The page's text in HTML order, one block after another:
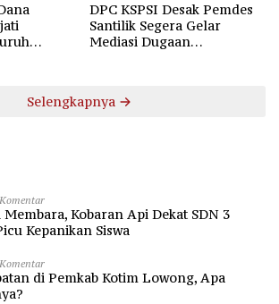
DPC KSPSI Desak Pemdes
Santilik Segera Gelar
Mediasi Dugaan
Selengkapnya
Membara, Kobaran Api Dekat SDN 3
Kepanikan Siswa
di Pemkab Kotim Lowong, Apa